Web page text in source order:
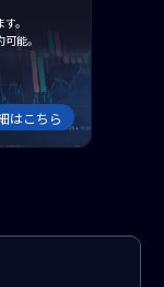
。
能。
はこちら